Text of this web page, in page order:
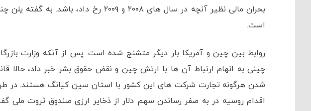
بحران مالی نظیر آنچه در سال های ۲۰۰۸ و ۲۰۰۹
است.
روابط بین چین و آمریکا بار دیگر متشنج شده است. پس از آنکه وزارت
چینی به اتهام ارتباط آن ها با ارتش چین و نقض حقوق بشر خبر داد، حالا
شدن هرگونه تجارت شرکت های این کشور با استان سین کیانگ هستند. در
اقدام روسیه در به صفر رساندن سهم دلار از ذخایر ارزی صندوق ثروت ملی